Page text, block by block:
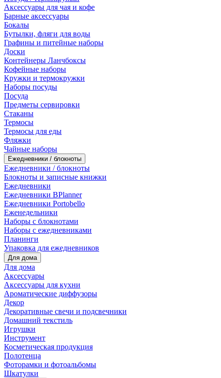
Аксессуары для чая и кофе
Барные аксессуары
Бокалы
Бутылки, фляги для воды
Графины и питейные наборы
Доски
Контейнеры Ланчбоксы
Кофейные наборы
Кружки и термокружки
Наборы посуды
Посуда
Предметы сервировки
Стаканы
Термосы
Термосы для еды
Фляжки
Чайные наборы
Ежедневники / блокноты
Ежедневники / блокноты
Блокноты и записные книжки
Ежедневники
Ежедневники BPlanner
Ежедневники Portobello
Еженедельники
Наборы с блокнотами
Наборы с ежедневниками
Планинги
Упаковка для ежедневников
Для дома
Для дома
Аксессуары
Аксессуары для кухни
Ароматические диффузоры
Декор
Декоративные свечи и подсвечники
Домашний текстиль
Игрушки
Инструмент
Косметическая продукция
Полотенца
Фоторамки и фотоальбомы
Шкатулки